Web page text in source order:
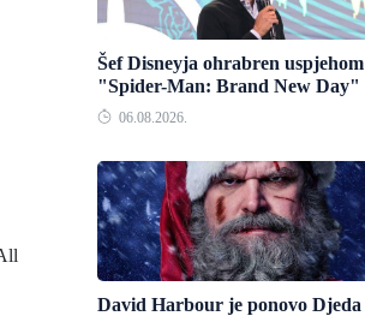
Šef Disneyja ohrabren uspjehom
"Spider-Man: Brand New Day"
06.08.2026.
David Harbour je ponovo Djeda